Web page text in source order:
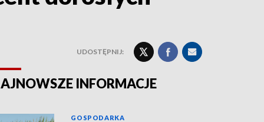
UDOSTĘPNIJ:
INFORMACJE
GOSPODARKA